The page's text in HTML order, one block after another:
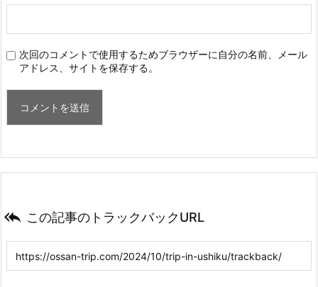
次回のコメントで使用するためブラウザーに自分の名前、メール
アドレス、サイトを保存する。
 この記事のトラックバックURL